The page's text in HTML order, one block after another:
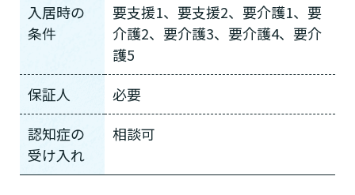
入居時の
条件
要支援1、要支援2、要介護1、要
介護2、要介護3、要介護4、要介
護5
保証人
必要
認知症の
受け入れ
相談可